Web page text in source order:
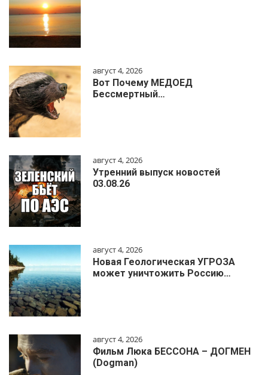
август 4, 2026
Вот Почему МЕДОЕД
Бессмертный…
август 4, 2026
Утренний выпуск новостей
03.08.26
август 4, 2026
Новая Геологическая УГРОЗА
может уничтожить Россию…
август 4, 2026
Фильм Люка БЕССОНА – ДОГМЕН
(Dogman)